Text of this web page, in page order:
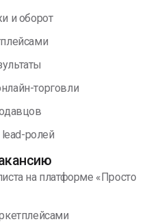
и оборот
торговли
ролей
на платформе «Просто